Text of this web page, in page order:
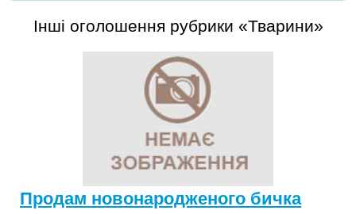
Інші оголошення рубрики «Тварини»
Продам новонародженого бичка